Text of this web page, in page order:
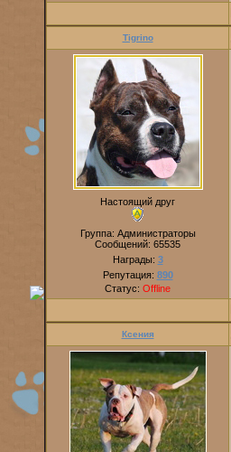
Tigrino
Настоящий друг
Группа: Администраторы
Сообщений: 65535
Награды: 3
Репутация: 890
Статус: Offline
Ксения